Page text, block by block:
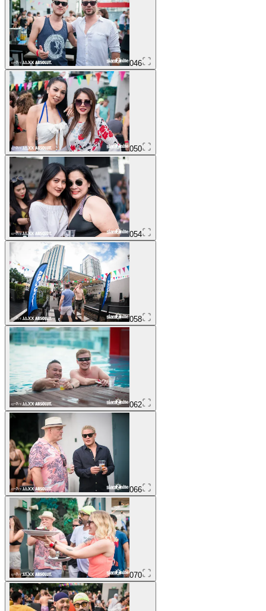
046
050
054
058
062
066
070